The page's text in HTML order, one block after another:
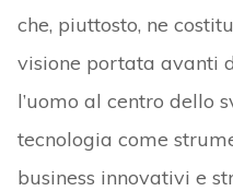
che, piuttosto, ne
visione portata avanti
l’uomo al centro dello
tecnologia come
business innovativi e